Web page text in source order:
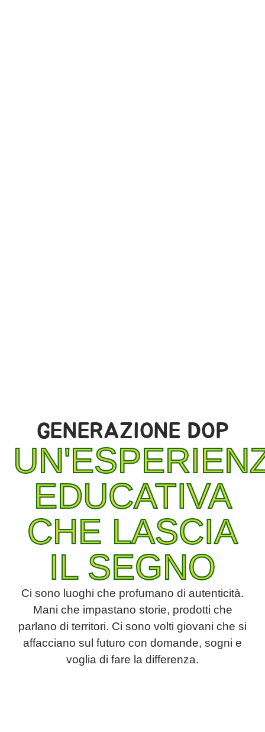
GENERAZIONE DOP
EDUCATIVA
CHE LASCIA
IL SEGNO
Ci sono luoghi che profumano di autenticità.
Mani che impastano storie, prodotti che
parlano di territori. Ci sono volti giovani che si
affacciano sul futuro con domande, sogni e
voglia di fare la differenza.